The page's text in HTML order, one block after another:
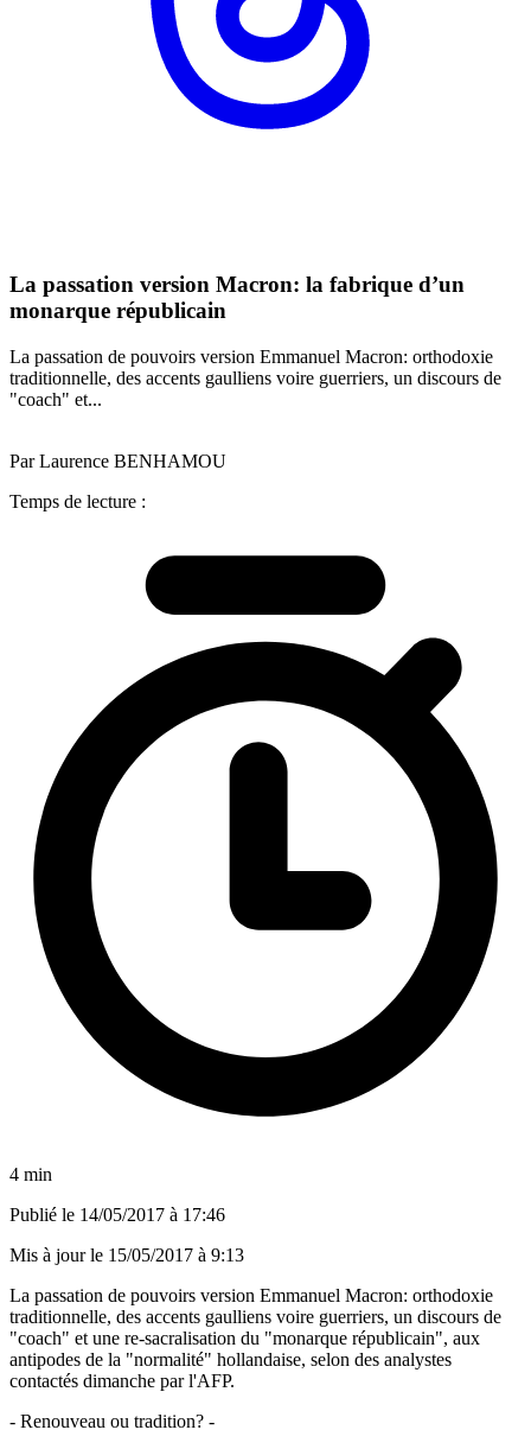
La passation version Macron: la fabrique d’un
monarque républicain
La passation de pouvoirs version Emmanuel Macron: orthodoxie
traditionnelle, des accents gaulliens voire guerriers, un discours de
"coach" et...
Par Laurence BENHAMOU
Temps de lecture :
4 min
Publié le 14/05/2017 à 17:46
Mis à jour le 15/05/2017 à 9:13
La passation de pouvoirs version Emmanuel Macron: orthodoxie
traditionnelle, des accents gaulliens voire guerriers, un discours de
"coach" et une re-sacralisation du "monarque républicain", aux
antipodes de la "normalité" hollandaise, selon des analystes
contactés dimanche par l'AFP.
- Renouveau ou tradition? -